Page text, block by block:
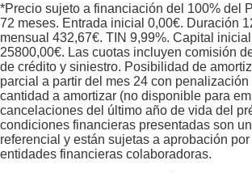
*Precio sujeto a financiación del 100% del
72 meses. Entrada inicial 0,00€. Duración
mensual 432,67€. TIN 9,99%. Capital
25800,00€. Las cuotas incluyen comisión
de crédito y siniestro. Posibilidad de
parcial a partir del mes 24 con
cantidad a amortizar (no disponible para
cancelaciones del último año de vida del
condiciones financieras presentadas son
referencial y están sujetas a aprobación
entidades financieras colaboradoras.